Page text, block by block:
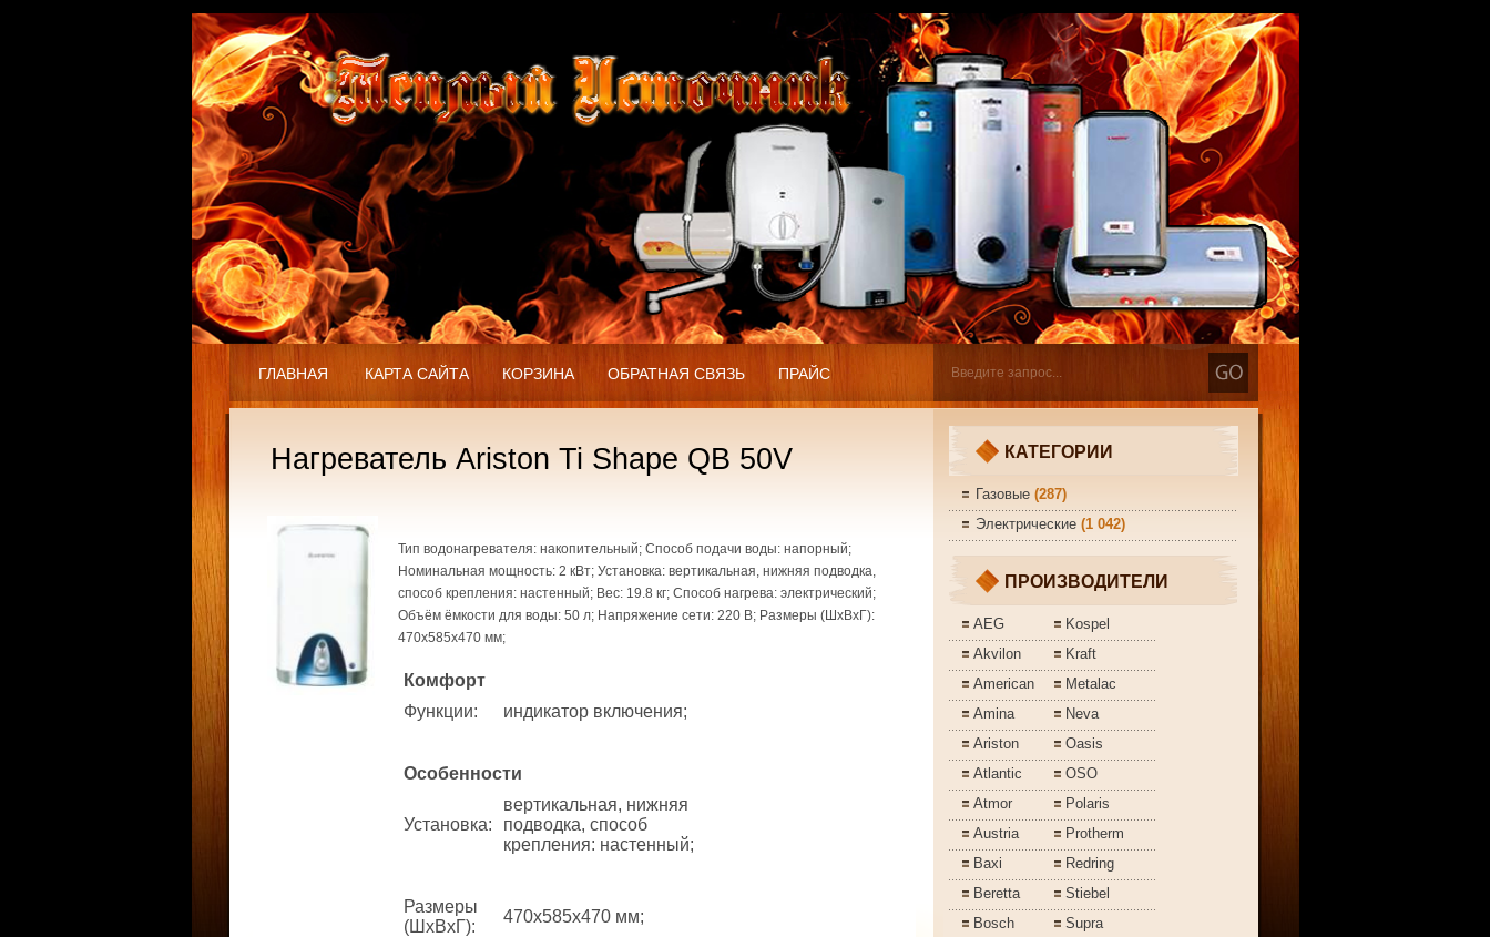
ГЛАВНАЯ КАРТА САЙТА КОРЗИНА ОБРАТНАЯ СВЯЗЬ ПРАЙС
Нагреватель Ariston Ti Shape QB 50V
Тип водонагревателя: накопительный; Способ подачи воды: напорный;
Номинальная мощность: 2 кВт; Установка: вертикальная, нижняя подводка,
способ крепления: настенный; Вес: 19.8 кг; Способ нагрева: электрический;
Объём ёмкости для воды: 50 л; Напряжение сети: 220 В; Размеры (ШхВхГ):
470x585x470 мм;
Комфорт
Функции: индикатор включения;
Особенности
Установка:
вертикальная, нижняя
подводка, способ
крепления: настенный;
Размеры
(ШхВхГ):
470x585x470 мм;
КАТЕГОРИИ
Газовые(287)
Электрические(1 042)
ПРОИЗВОДИТЕЛИ
AEG
Akvilon
American
Amina
Ariston
Atlantic
Atmor
Austria
Baxi
Beretta
Bosch
Kospel
Kraft
Metalac
Neva
Oasis
OSO
Polaris
Protherm
Redring
Stiebel
Supra